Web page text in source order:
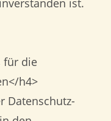
ist.
für die
h4>
Datenschutz-